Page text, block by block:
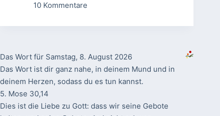
10 Kommentare
Das Wort für Samstag, 8. August 2026
Das Wort ist dir ganz nahe, in deinem Mund und in
deinem Herzen, sodass du es tun kannst.
5. Mose 30,14
Dies ist die Liebe zu Gott: dass wir seine Gebote